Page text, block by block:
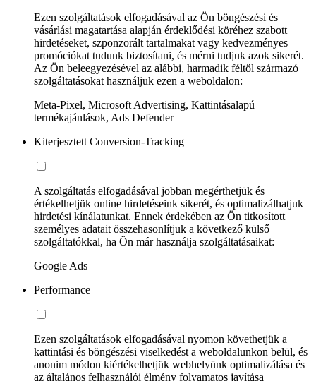
Ezen szolgáltatások elfogadásával az Ön böngészési és
vásárlási magatartása alapján érdeklődési köréhez szabott
hirdetéseket, szponzorált tartalmakat vagy kedvezményes
promóciókat tudunk biztosítani, és mérni tudjuk azok sikerét.
Az Ön beleegyezésével az alábbi, harmadik féltől származó
szolgáltatásokat használjuk ezen a weboldalon:
Meta-Pixel, Microsoft Advertising, Kattintásalapú
termékajánlások, Ads Defender
Kiterjesztett Conversion-Tracking
A szolgáltatás elfogadásával jobban megérthetjük és
értékelhetjük online hirdetéseink sikerét, és optimalizálhatjuk
hirdetési kínálatunkat. Ennek érdekében az Ön titkosított
személyes adatait összehasonlítjuk a következő külső
szolgáltatókkal, ha Ön már használja szolgáltatásaikat:
Google Ads
Performance
Ezen szolgáltatások elfogadásával nyomon követhetjük a
kattintási és böngészési viselkedést a weboldalunkon belül, és
anonim módon kiértékelhetjük webhelyünk optimalizálása és
az általános felhasználói élmény folyamatos javítása